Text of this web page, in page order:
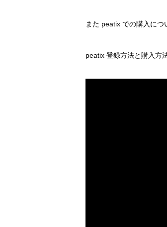
また peatix での購入につ
peatix 登録方法と購入方